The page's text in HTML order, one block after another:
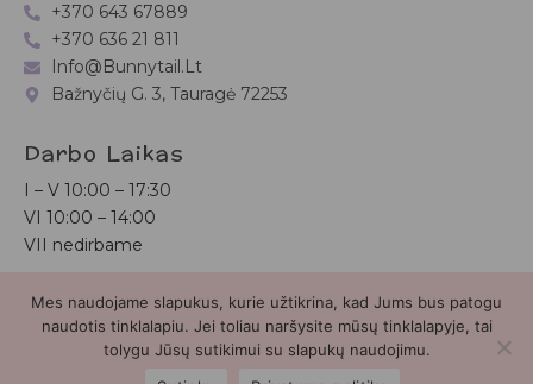
+370 643 67889
+370 636 21 811
Info@bunnytail.lt
Bažnyčių G. 3, Tauragė 72253
Darbo Laikas
I – V 10:00 – 17:30
VI 10:00 – 14:00
VII nedirbame
Bunnytail.lt| Copyright 2026 | Svetainė sukurtaMyra.lt
Mes naudojame slapukus, kurie užtikrina, kad Jums bus patogu
naudotis tinklalapiu. Jei toliau naršysite mūsų tinklalapyje, tai
tolygu Jūsų sutikimui su slapukų naudojimu.